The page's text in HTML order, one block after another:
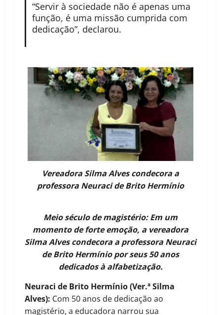
“Servir à sociedade não é apenas uma
função, é uma missão cumprida com
dedicação”, declarou.
Vereadora Silma Alves condecora a
professora Neuraci de Brito Hermínio
Meio século de magistério: Em um
momento de forte emoção, a vereadora
Silma Alves condecora a professora Neuraci
de Brito Hermínio por seus 50 anos
dedicados à alfabetização.
Neuraci de Brito Hermínio (Ver.ª Silma
Alves): Com 50 anos de dedicação ao
magistério, a educadora narrou sua